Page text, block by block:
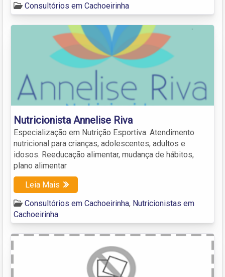
Consultórios em Cachoeirinha
Nutricionista Annelise Riva
Especialização em Nutrição Esportiva. Atendimento
nutricional para crianças, adolescentes, adultos e
idosos. Reeducação alimentar, mudança de hábitos,
plano alimentar
Leia Mais
Consultórios em Cachoeirinha, Nutricionistas em
Cachoeirinha